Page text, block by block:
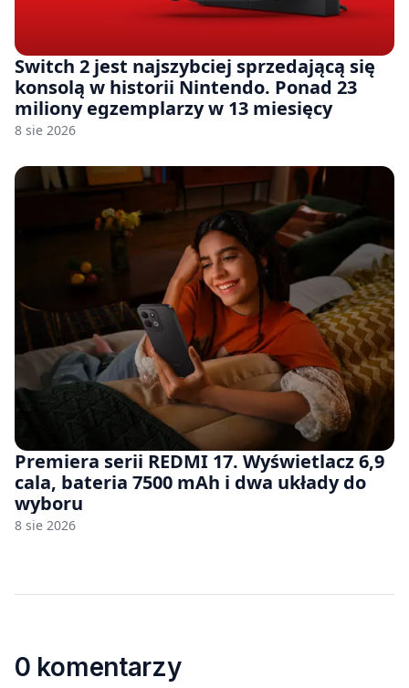
Switch 2 jest najszybciej sprzedającą się
konsolą w historii Nintendo. Ponad 23
miliony egzemplarzy w 13 miesięcy
8 sie 2026
Premiera serii REDMI 17. Wyświetlacz 6,9
cala, bateria 7500 mAh i dwa układy do
wyboru
8 sie 2026
0 komentarzy